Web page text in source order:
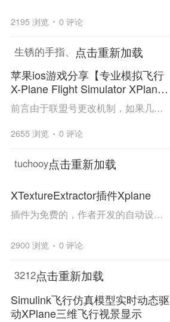
2195 浏览 0 评论
生锈的手指、 点击重新加载
苹果ios游戏分享【专业模拟飞行
X-Plane Flight Simulator XPlan
e】解锁订阅
前言由于联盟号更改机制，如果几天不观看，系统就不会推送，时间长了就再也看不到了，希望大家手动关注联盟号添加到 “星标⭐”，感谢大家的厚爱~~~ 游戏信息 iPhone/ipad |中文|1.0B|iOS12+ 游戏介绍 《X-Plane》是一款专业级别的飞行模拟器，深受飞行...
2655 浏览 0 评论
tuchooy点击重新加载
XTextureExtractor插件Xplane
插件为免费的，作者开发的自动设置软件，可自动设置扩展屏幕上，不留白完美适应你的显示器（付费版），下面是大佬们的实际应用和免费插件（闲鱼0.1拍记得加关注成为粉丝或者和加我好友直发） 1. 仪表汇总 2.桌面级飞行教学系统完成交付验收 3....
2900 浏览 0 评论
3212点击重新加载
Simulink飞行仿真模型实时动态驱
动XPlane三维飞行视景显示